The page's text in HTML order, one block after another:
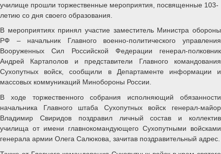
училище прошли торжественные мероприятия, посвященные 103-
летию со дня своего образования.
В мероприятиях принял участие заместитель Министра обороны
РФ – начальник Главного военно-политического управления
Вооруженных Сил Российской Федерации генерал-полковник
Андрей Картаполов и представители Главного командования
Сухопутных войск, сообщили в Департаменте информации и
массовых коммуникаций Минобороны России.
В ходе торжественного собрания исполняющий обязанности
начальника Главного штаба Сухопутных войск генерал-майор
Владимир Свиридов поздравил личный состав и коллектив
училища от имени главнокомандующего Сухопутными войсками
генерала армии Олега Салюкова, зачитав поздравительный адрес.